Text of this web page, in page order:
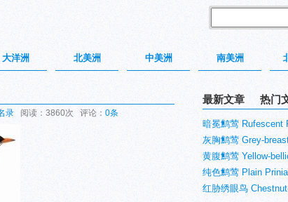
大洋洲 北美洲 中美洲 南美洲
录 阅读：3860次 评论： 0条
最新文章 热门
暗冕鹪莺 Rufescent
灰胸鹪莺 Grey-
黄腹鹪莺 Yellow-
纯色鹪莺 Plain Prinia
红胁绣眼鸟